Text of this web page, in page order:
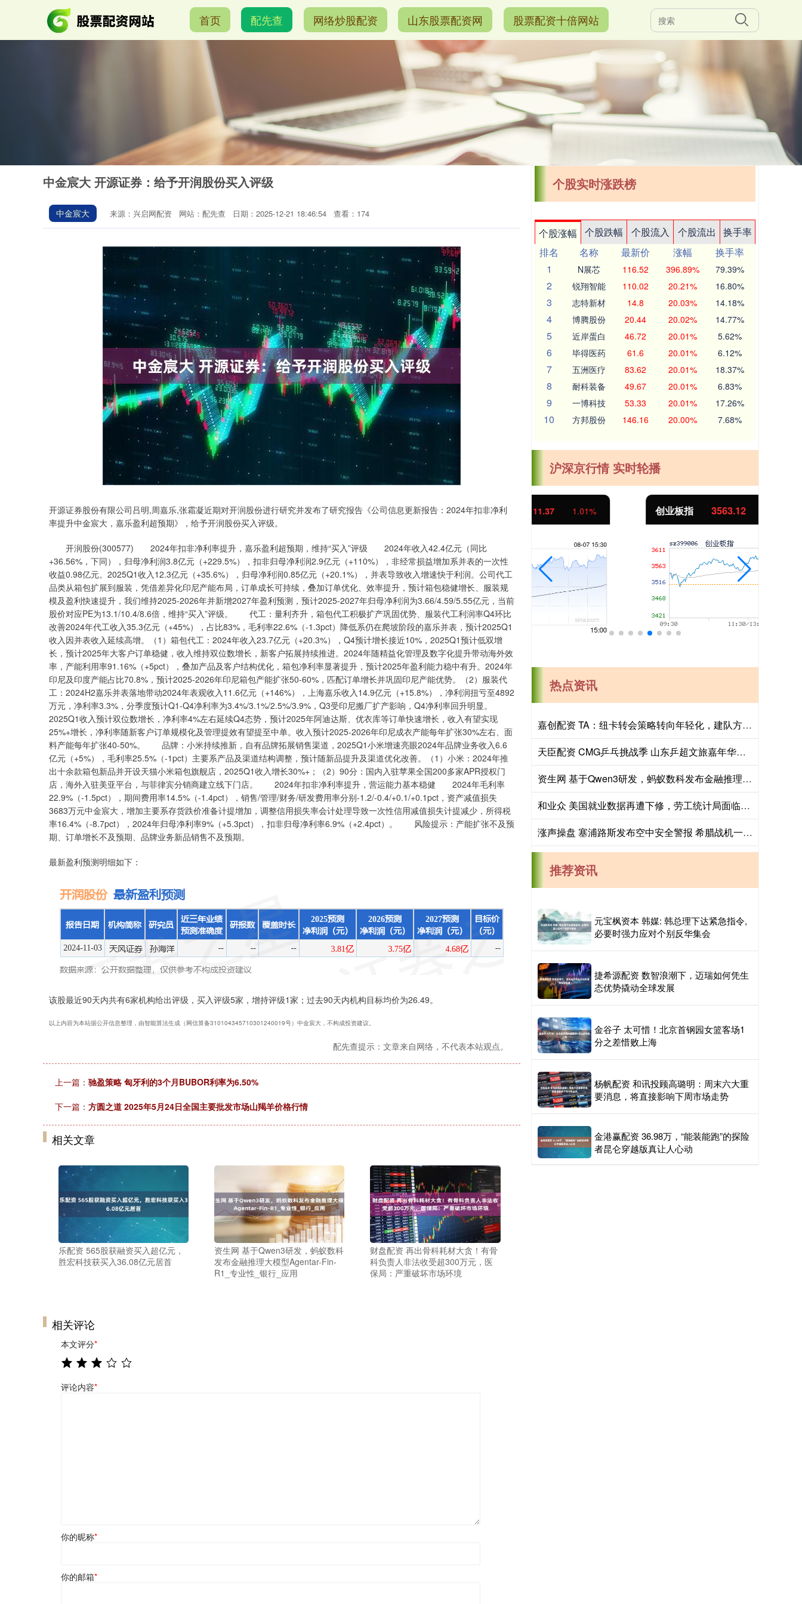
首页 配先查 网络炒股配资 山东股票配资网 股票配资十倍网站
中金宸大 开源证券：给予开润股份买入评级
中金宸大 来源：兴启网配资 网站：配先查 日期：2025-12-21 18:46:54 查看：174
开源证券股份有限公司吕明,周嘉乐,张霜凝近期对开润股份进行研究并发布了研究报告《公司信息更新报告：2024年扣非净利
率提升中金宸大，嘉乐盈利超预期》，给予开润股份买入评级。
开润股份(300577) 2024年扣非净利率提升，嘉乐盈利超预期，维持“买入”评级 2024年收入42.4亿元（同比
+36.56%，下同），归母净利润3.8亿元（+229.5%），扣非归母净利润2.9亿元（+110%），非经常损益增加系并表的一次性
收益0.98亿元。2025Q1收入12.3亿元（+35.6%），归母净利润0.85亿元（+20.1%），并表导致收入增速快于利润。公司代工
品类从箱包扩展到服装，凭借差异化印尼产能布局，订单成长可持续，叠加订单优化、效率提升，预计箱包稳健增长、服装规
模及盈利快速提升，我们维持2025-2026年并新增2027年盈利预测，预计2025-2027年归母净利润为3.66/4.59/5.55亿元，当前
股价对应PE为13.1/10.4/8.6倍，维持“买入”评级。 代工：量利齐升，箱包代工积极扩产巩固优势、服装代工利润率Q4环比
改善2024年代工收入35.3亿元（+45%），占比83%，毛利率22.6%（-1.3pct）降低系仍在爬坡阶段的嘉乐并表，预计2025Q1
收入因并表收入延续高增。（1）箱包代工：2024年收入23.7亿元（+20.3%），Q4预计增长接近10%，2025Q1预计低双增
长，预计2025年大客户订单稳健，收入维持双位数增长，新客户拓展持续推进。2024年随精益化管理及数字化提升带动海外效
率，产能利用率91.16%（+5pct），叠加产品及客户结构优化，箱包净利率显著提升，预计2025年盈利能力稳中有升。2024年
印尼及印度产能占比70.8%，预计2025-2026年印尼箱包产能扩张50-60%，匹配订单增长并巩固印尼产能优势。（2）服装代
工：2024H2嘉乐并表落地带动2024年表观收入11.6亿元（+146%），上海嘉乐收入14.9亿元（+15.8%），净利润扭亏至4892
万元，净利率3.3%，分季度预计Q1-Q4净利率为3.4%/3.1%/2.5%/3.9%，Q3受印尼搬厂扩产影响，Q4净利率回升明显。
2025Q1收入预计双位数增长，净利率4%左右延续Q4态势，预计2025年阿迪达斯、优衣库等订单快速增长，收入有望实现
25%+增长，净利率随新客户订单规模化及管理提效有望提至中单。收入预计2025-2026年印尼成衣产能每年扩张30%左右、面
料产能每年扩张40-50%。 品牌：小米持续推新，自有品牌拓展销售渠道，2025Q1小米增速亮眼2024年品牌业务收入6.6
亿元（+5%），毛利率25.5%（-1pct）主要系产品及渠道结构调整，预计随新品提升及渠道优化改善。（1）小米：2024年推
出十余款箱包新品并开设天猫小米箱包旗舰店，2025Q1收入增长30%+；（2）90分：国内入驻苹果全国200多家APR授权门
店，海外入驻美亚平台，与菲律宾分销商建立线下门店。 2024年扣非净利率提升，营运能力基本稳健 2024年毛利率
22.9%（-1.5pct），期间费用率14.5%（-1.4pct），销售/管理/财务/研发费用率分别-1.2/-0.4/+0.1/+0.1pct，资产减值损失
3683万元中金宸大，增加主要系存货跌价准备计提增加，调整信用损失率会计处理导致一次性信用减值损失计提减少，所得税
率16.4%（-8.7pct），2024年归母净利率9%（+5.3pct），扣非归母净利率6.9%（+2.4pct）。 风险提示：产能扩张不及预
期、订单增长不及预期、品牌业务新品销售不及预期。
最新盈利预测明细如下：
该股最近90天内共有6家机构给出评级，买入评级5家，增持评级1家；过去90天内机构目标均价为26.49。
以上内容为本站据公开信息整理，由智能算法生成（网信算备310104345710301240019号）中金宸大，不构成投资建议。
配先查提示：文章来自网络，不代表本站观点。
上一篇： 驰盈策略 匈牙利的3个月BUBOR利率为6.50%
下一篇： 方圆之道 2025年5月24日全国主要批发市场山羯羊价格行情
相关文章
乐配资 565股获融资买入超亿元，
胜宏科技获买入36.08亿元居首
资生网 基于Qwen3研发，蚂蚁数科
发布金融推理大模型Agentar-Fin-
R1_专业性_银行_应用
财盘配资 再出骨科耗材大贪！有骨
科负责人非法收受超300万元，医
保局：严重破坏市场环境
相关评论
本文评分*
评论内容*
你的昵称*
你的邮箱*
个股实时涨跌榜
个股涨幅 个股跌幅 个股流入 个股流出
换手率
排名
名称 最新价 涨幅
换手率
1
N展芯 116.52 396.89% 79.39%
2 锐翔智能 110.02 20.21% 16.80%
3 志特新材 14.8 20.03% 14.18%
4 博腾股份 20.44 20.02% 14.77%
5 近岸蛋白 46.72 20.01% 5.62%
6 毕得医药 61.6 20.01% 6.12%
7 五洲医疗 83.62 20.01% 18.37%
8 耐科装备 49.67 20.01% 6.83%
9 一博科技 53.33 20.01% 17.26%
10 方邦股份 146.16 20.00% 7.68%
沪深京行情 实时轮播
1.42% 沪深300 4694.44 43.13 0.93% 北证50 1134.24 11.37 1.01% 创业板指 47.56 1.35%
热点资讯
嘉创配资 TA：纽卡转会策略转向年轻化，建队方向发生转变
天臣配资 CMG乒乓挑战季 山东乒超文旅嘉年华青岛站火热启幕
资生网 基于Qwen3研发，蚂蚁数科发布金融推理大模型Agentar-Fin-R1_专业性_银行_应用
和业众 美国就业数据再遭下修，劳工统计局面临批评
涨声操盘 塞浦路斯发布空中安全警报 希腊战机一度紧急升空应对
推荐资讯
元宝枫资本 韩媒: 韩总理下达紧急指令,
必要时强力应对个别反华集会
捷希源配资 数智浪潮下，迈瑞如何凭生
态优势撬动全球发展
金谷子 太可惜！北京首钢园女篮客场1
分之差惜败上海
杨帆配资 和讯投顾高璐明：周末六大重
要消息，将直接影响下周市场走势
金港赢配资 36.98万，“能装能跑”的探险
者昆仑穿越版真让人心动